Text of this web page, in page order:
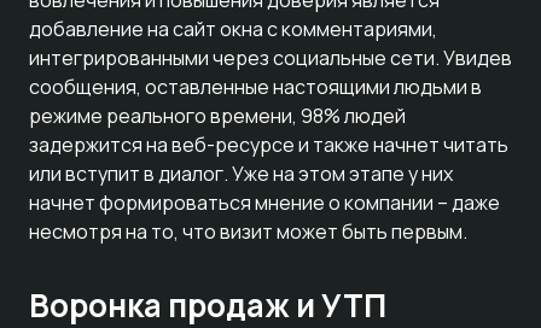
добавление на сайт окна с комментариями,
интегрированными через социальные сети. Увидев
сообщения, оставленные настоящими людьми в
режиме реального времени, 98% людей
задержится на веб-ресурсе и также начнет читать
или вступит в диалог. Уже на этом этапе у них
начнет формироваться мнение о компании – даже
несмотря на то, что визит может быть первым.
Воронка продаж и УТП